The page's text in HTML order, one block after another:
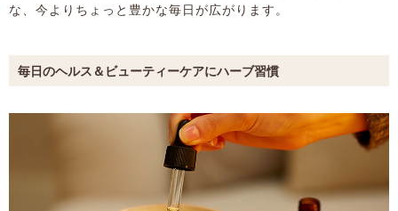
な、今よりちょっと豊かな毎日が広がります。
毎日のヘルス＆ビューティーケアにハーブ習慣